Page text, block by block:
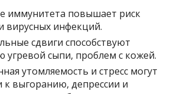
иммунитета повышает риск
вирусных инфекций.
сдвиги способствуют
угревой сыпи, проблем с кожей.
утомляемость и стресс могут
к выгоранию, депрессии и